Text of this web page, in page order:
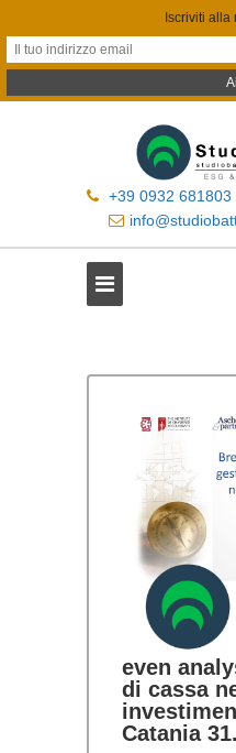
+39 0932 681803
even
di cassa
Catania
Iscriviti alla